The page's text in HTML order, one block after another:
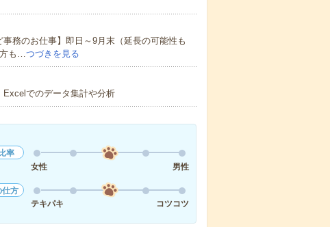
務のお仕事】即日～9月末（延長の可能性も
方も…つづきを見る
Excelでのデータ集計や分析
率
女性
男性
仕方
テキパキ
コツコツ